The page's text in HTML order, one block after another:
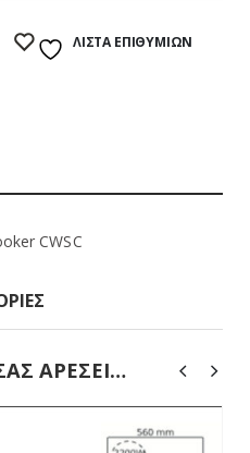
ΛΊΣΤΑ ΕΠΙΘΥΜΙΏΝ
CWSC
ΑΡΈΣΕΙ…